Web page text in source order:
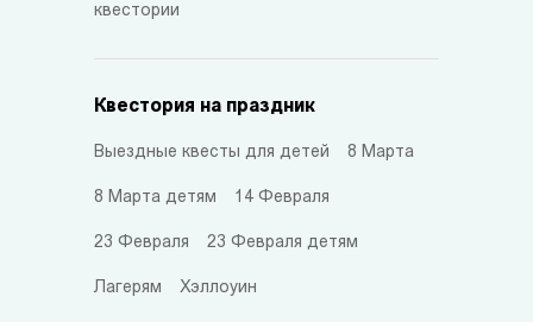
квестории
Квестория на праздник
Выездные квесты для детей 8 Марта
8 Марта детям 14 Февраля
23 Февраля 23 Февраля детям
Лагерям Хэллоуин